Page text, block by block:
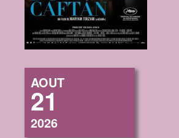
AOUT
21
2026